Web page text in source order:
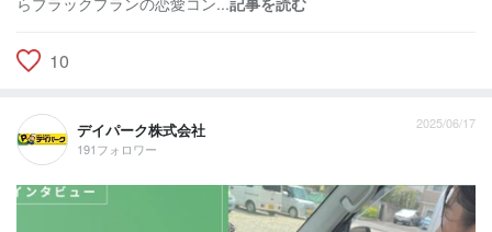
10
デイパーク株式会社
191フォロワー
2025/06/17